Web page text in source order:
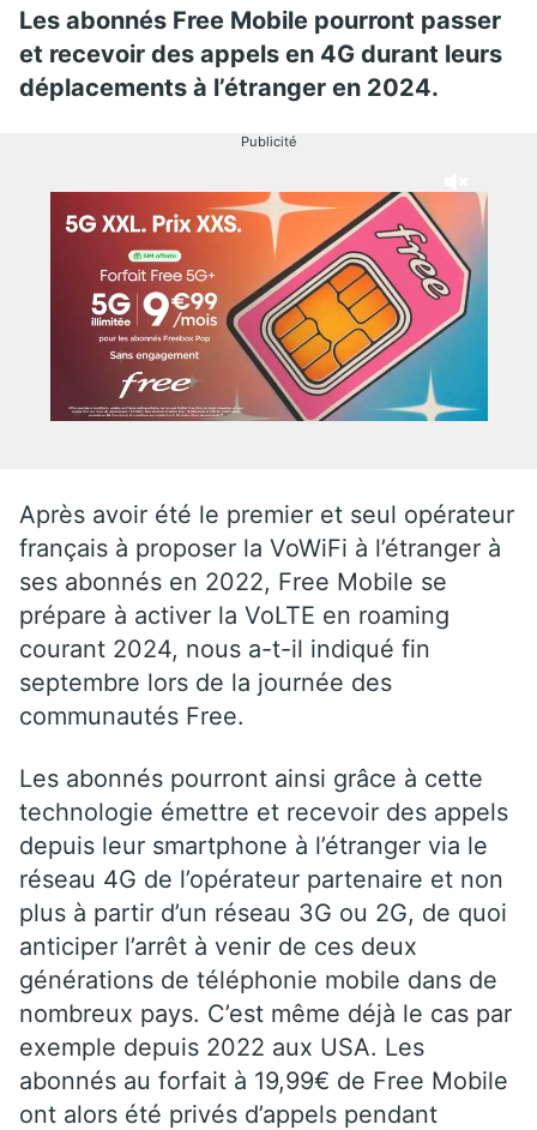
Les abonnés Free Mobile pourront passer
et recevoir des appels en 4G durant leurs
déplacements à l’étranger en 2024.
Publicité
Après avoir été le premier et seul opérateur
français à proposer la VoWiFi à l’étranger à
ses abonnés en 2022, Free Mobile se
prépare à activer la VoLTE en roaming
courant 2024, nous a-t-il indiqué fin
septembre lors de la journée des
communautés Free.
Les abonnés pourront ainsi grâce à cette
technologie émettre et recevoir des appels
depuis leur smartphone à l’étranger via le
réseau 4G de l’opérateur partenaire et non
plus à partir d’un réseau 3G ou 2G, de quoi
anticiper l’arrêt à venir de ces deux
générations de téléphonie mobile dans de
nombreux pays. C’est même déjà le cas par
exemple depuis 2022 aux USA. Les
abonnés au forfait à 19,99€ de Free Mobile
ont alors été privés d’appels pendant